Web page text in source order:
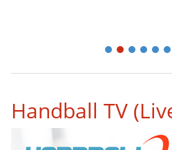
1 2 3 4 5 6
Handball TV